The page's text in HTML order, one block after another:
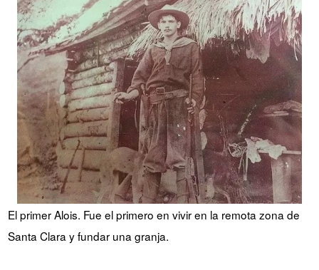
El primer Alois. Fue el primero en vivir en la remota zona de
Santa Clara y fundar una granja.